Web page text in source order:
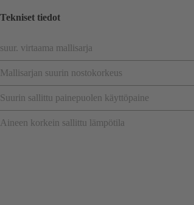
Tekniset tiedot
suur. virtaama mallisarja
Mallisarjan suurin nostokorkeus
Suurin sallittu painepuolen käyttöpaine
Aineen korkein sallittu lämpötila